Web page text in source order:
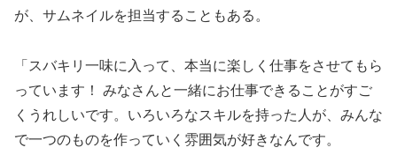
が、サムネイルを担当することもある。
「スバキリ一味に入って、本当に楽しく仕事をさせてもら
っています！ みなさんと一緒にお仕事できることがすご
くうれしいです。いろいろなスキルを持った人が、みんな
で一つのものを作っていく雰囲気が好きなんです。